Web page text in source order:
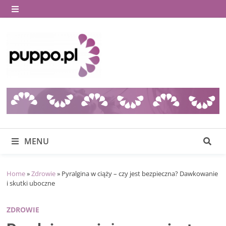
Skip
to
MENU
MENU
Home»Zdrowie» Pyralgina w ciąży – czy jest bezpieczna? Dawkowanie
i skutki uboczne
ZDROWIE